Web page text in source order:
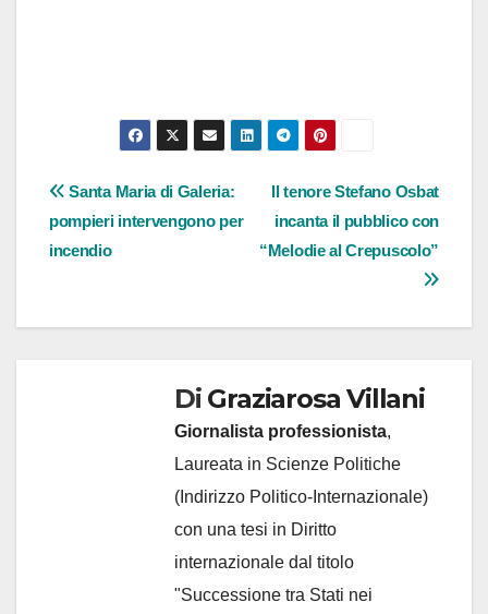
Navigazione
articoli
Il tenore Stefano Osbat
incanta il pubblico con
“Melodie al Crepuscolo”
Santa Maria di Galeria:
pompieri intervengono per
incendio
Di Graziarosa Villani
Giornalista professionista,
Laureata in Scienze Politiche
(Indirizzo Politico-Internazionale)
con una tesi in Diritto
internazionale dal titolo
"Successione tra Stati nei